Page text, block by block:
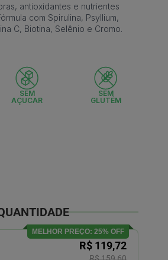
antioxidantes e nutrientes
com Spirulina, Psyllium,
C, Biotina, Selênio e Cromo.
SEM
AÇUCAR
SEM
GLUTÉM
MELHOR PREÇO: 25% OFF
R$ 119,72